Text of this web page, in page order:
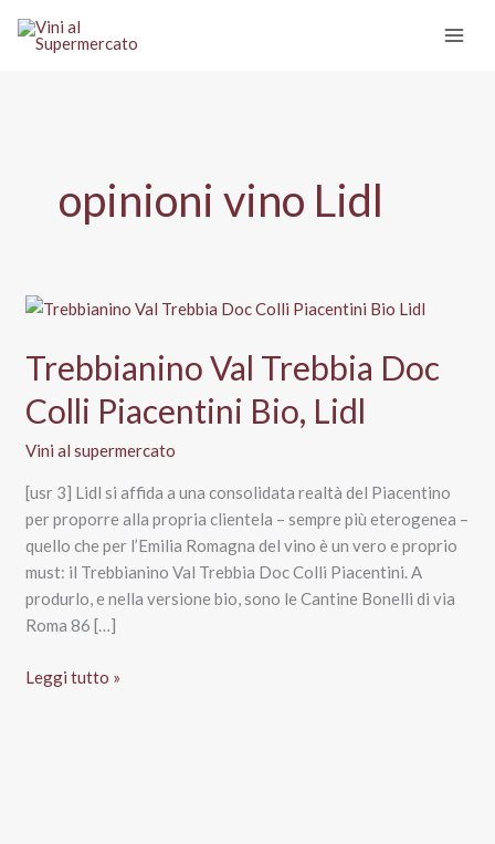
opinioni vino Lidl
Trebbianino Val Trebbia Doc
Colli Piacentini Bio, Lidl
Vini al supermercato
[usr 3] Lidl si affida a una consolidata realtà del Piacentino
per proporre alla propria clientela – sempre più eterogenea –
quello che per l’Emilia Romagna del vino è un vero e proprio
must: il Trebbianino Val Trebbia Doc Colli Piacentini. A
produrlo, e nella versione bio, sono le Cantine Bonelli di via
Roma 86 […]
Trebbianino
Leggi tutto »